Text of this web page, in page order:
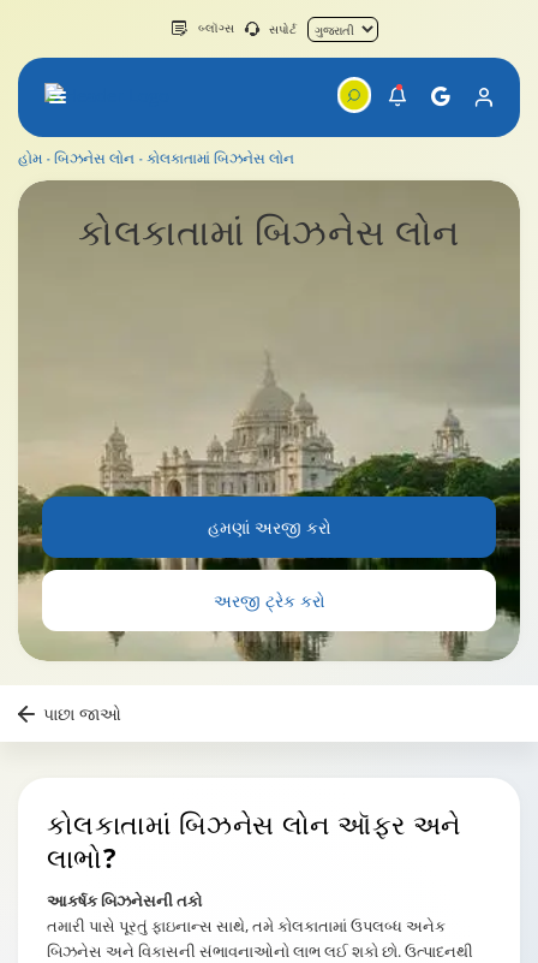
બ્લૉગ્સ સપોર્ટ
હોમ બિઝનેસ લોન કોલકાતામાં બિઝનેસ લોન
કોલકાતામાં બિઝનેસ લોન
કોલકાતામાં બિઝનેસ લોન
હમણાં અરજી કરો
અરજી ટ્રેક કરો
પાછા જાઓ
કોલકાતામાં બિઝનેસ લોન ઑફર અને
લાભો?
આકર્ષક બિઝનેસની તકો
તમારી પાસે પૂરતું ફાઇનાન્સ સાથે, તમે કોલકાતામાં ઉપલબ્ધ અનેક
બિઝનેસ અને વિકાસની સંભાવનાઓનો લાભ લઈ શકો છો. ઉત્પાદનથી